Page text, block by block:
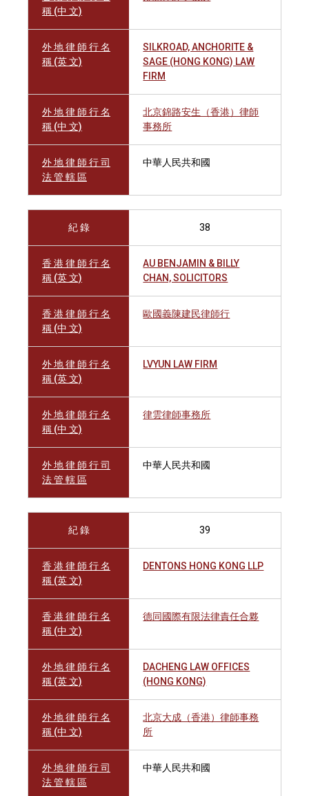
稱 (中 文)
外 地 律 師 行 名
稱 (英 文)
SILKROAD, ANCHORITE &
SAGE (HONG KONG) LAW
FIRM
外 地 律 師 行 名
稱 (中 文)
北京錦路安生（香港）律師
事務所
外 地 律 師 行 司
法 管 轄 區
中華人民共和國
紀 錄 38
香 港 律 師 行 名
稱 (英 文)
AU BENJAMIN & BILLY
CHAN, SOLICITORS
香 港 律 師 行 名
稱 (中 文)
歐國義陳建民律師行
外 地 律 師 行 名
稱 (英 文)
LVYUN LAW FIRM
外 地 律 師 行 名
稱 (中 文)
律雲律師事務所
外 地 律 師 行 司
法 管 轄 區
中華人民共和國
紀 錄 39
香 港 律 師 行 名
稱 (英 文)
DENTONS HONG KONG LLP
香 港 律 師 行 名
稱 (中 文)
德同國際有限法律責任合夥
外 地 律 師 行 名
稱 (英 文)
DACHENG LAW OFFICES
(HONG KONG)
外 地 律 師 行 名
稱 (中 文)
北京大成（香港）律師事務
所
外 地 律 師 行 司
法 管 轄 區
中華人民共和國